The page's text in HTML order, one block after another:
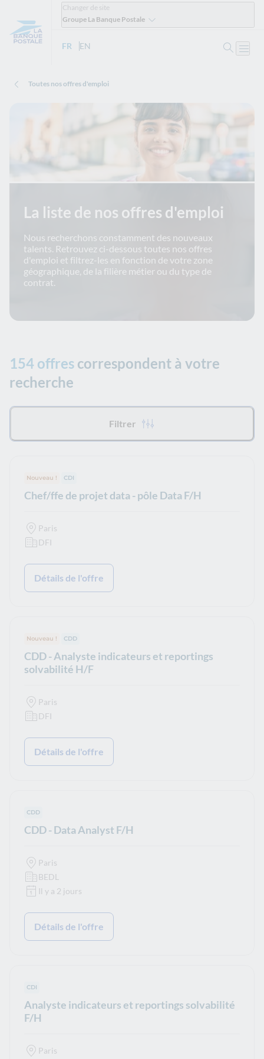
Changer de site
Groupe La Banque Postale
FR - Version française
EN
Toutes nos offres d'emploi
La liste de nos offres d'emploi
Nous recherchons constamment des nouveaux
talents. Retrouvez ci-dessous toutes nos offres
d'emploi et filtrez-les en fonction de votre zone
géographique, de la filière métier ou du type de
contrat.
154 offres correspondent à votre
recherche
Tous les filtres appliqués :
Filtrer
Nouveau ! Type de contrat :
CDI
Chef/ffe de projet data - pôle Data F/H
Paris
DFI
Détails de l'offre
Nouveau ! Type de contrat :
CDD
CDD - Analyste indicateurs et reportings
solvabilité H/F
Paris
DFI
Détails de l'offre
Type de contrat :
CDD
CDD - Data Analyst F/H
Paris
BEDL
Il y a 2 jours
Détails de l'offre
Type de contrat :
CDI
Analyste indicateurs et reportings solvabilité
F/H
Paris